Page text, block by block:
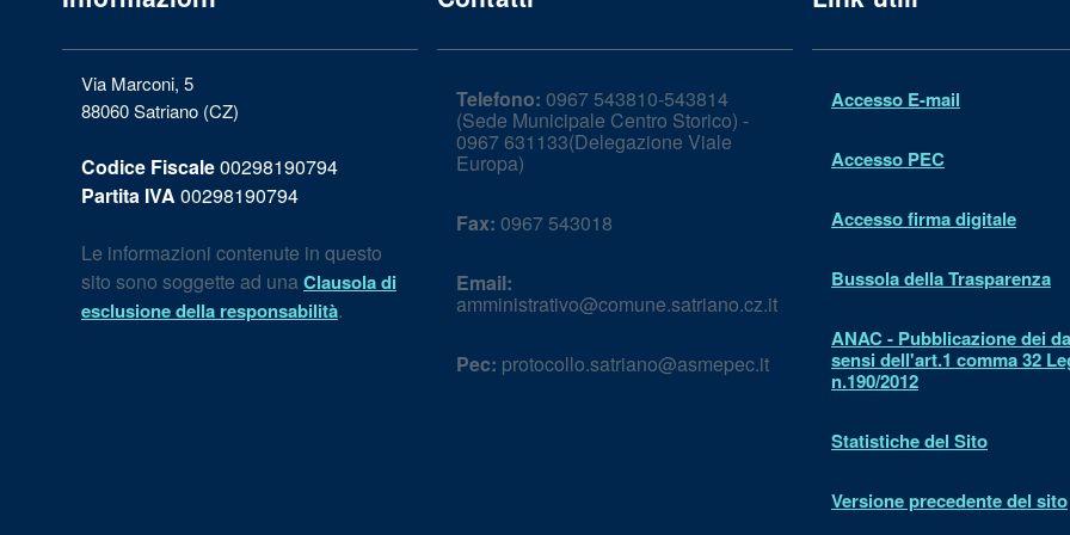
Via Marconi, 5
88060 Satriano (CZ)
Codice Fiscale00298190794
Partita IVA 00298190794
Le informazioni contenute in questo
sito sono soggette ad unaClausola di
esclusione della responsabilità.
Telefono: 0967 543810-543814
(Sede Municipale Centro Storico) -
0967 631133(Delegazione Viale
Europa)
Fax: 0967 543018
Email:
amministrativo@comune.satriano.cz.it
Pec: protocollo.satriano@asmepec.it
Accesso E-mail
Accesso PEC
Accesso firma digitale
Bussola della Trasparenza
ANAC - Pubblicazione dei
sensi dell'art.1 comma 32
n.190/2012
Statistiche del Sito
Versione precedente del sito